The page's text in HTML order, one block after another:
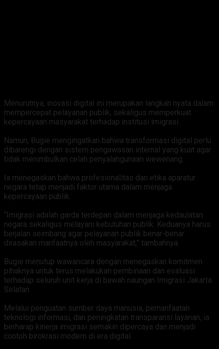
‎Menurutnya, inovasi digital ini merupakan langkah nyata dalam
mempercepat pelayanan publik, sekaligus memperkuat
kepercayaan masyarakat terhadap institusi imigrasi.
‎Namun, Bugie mengingatkan bahwa transformasi digital perlu
dibarengi dengan sistem pengawasan internal yang kuat agar
tidak menimbulkan celah penyalahgunaan wewenang.
‎Ia menegaskan bahwa profesionalitas dan etika aparatur
negara tetap menjadi faktor utama dalam menjaga
kepercayaan publik.
‎“Imigrasi adalah garda terdepan dalam menjaga kedaulatan
negara sekaligus melayani kebutuhan publik. Keduanya harus
berjalan seimbang agar pelayanan publik benar-benar
dirasakan manfaatnya oleh masyarakat,” tambahnya.
‎Bugie menutup wawancara dengan menegaskan komitmen
pihaknya untuk terus melakukan pembinaan dan evaluasi
terhadap seluruh unit kerja di bawah naungan Imigrasi Jakarta
Selatan.
‎Melalui penguatan sumber daya manusia, pemanfaatan
teknologi informasi, dan peningkatan transparansi layanan, ia
berharap kinerja imigrasi semakin dipercaya dan menjadi
contoh birokrasi modern di era digital.